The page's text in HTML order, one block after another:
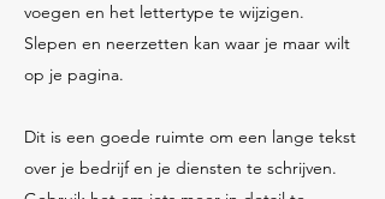
voegen en het lettertype te wijzigen.
Slepen en neerzetten kan waar je maar wilt
op je pagina.​
Dit is een goede ruimte om een lange tekst
over je bedrijf en je diensten te schrijven.